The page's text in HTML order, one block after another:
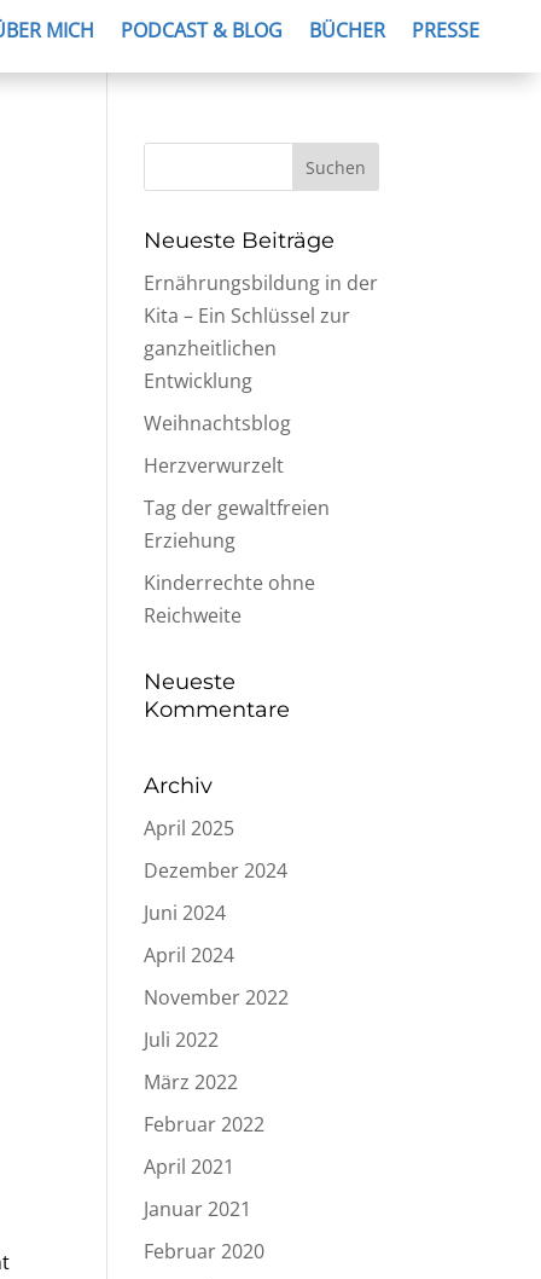
MICH PODCAST & BLOG BÜCHER PRESSE
Neueste Beiträge
Ernährungsbildung in der
Kita – Ein Schlüssel zur
ganzheitlichen
Entwicklung
Weihnachtsblog
Herzverwurzelt
Tag der gewaltfreien
Erziehung
Kinderrechte ohne
Reichweite
Neueste
Kommentare
Archiv
April 2025
Dezember 2024
Juni 2024
April 2024
November 2022
Juli 2022
März 2022
Februar 2022
April 2021
Januar 2021
Februar 2020